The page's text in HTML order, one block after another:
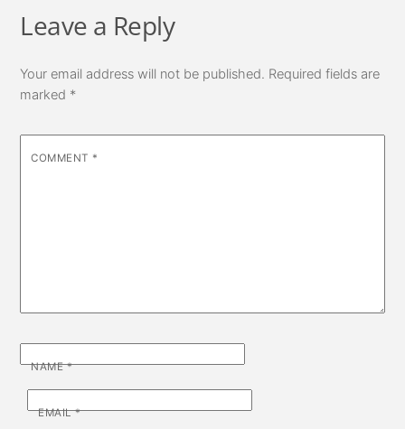
Leave a Reply
Your email address will not be published. Required fields are
marked *
COMMENT *
NAME*
EMAIL*